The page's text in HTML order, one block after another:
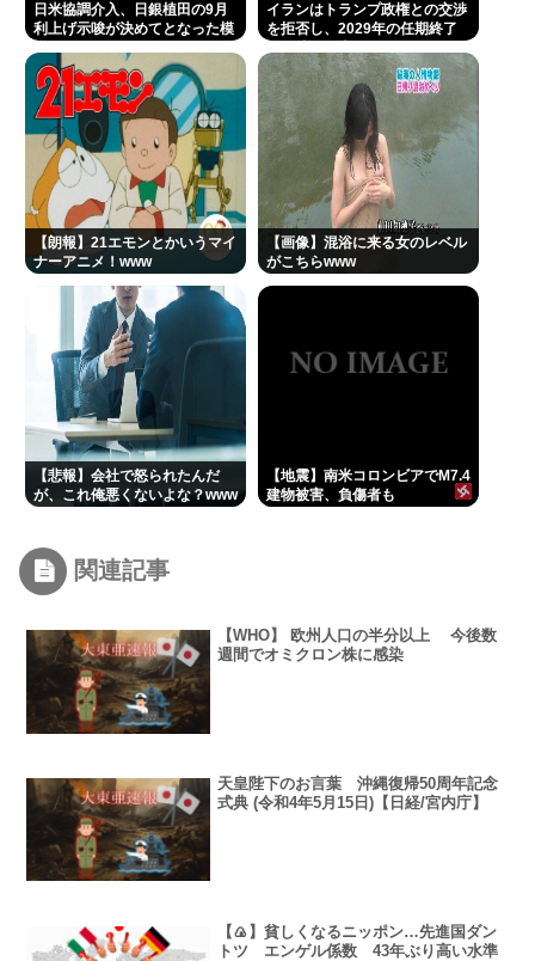
日米協調介入、日銀植田の9月
利上げ示唆が決めてとなった模
イランはトランプ政権との交渉
を拒否し、2029年の任期終了
【朗報】21エモンとかいうマイ
ナーアニメ！www
【画像】混浴に来る女のレベル
がこちらwww
【悲報】会社で怒られたんだ
が、これ俺悪くないよな？www
【地震】南米コロンビアでM7.4
建物被害、負傷者も
関連記事
【WHO】 欧州人口の半分以上 今後数
週間でオミクロン株に感染
天皇陛下のお言葉 沖縄復帰50周年記念
式典 (令和4年5月15日)【日経/宮内庁】
【🍙】貧しくなるニッポン…先進国ダン
トツ エンゲル係数 43年ぶり高い水準